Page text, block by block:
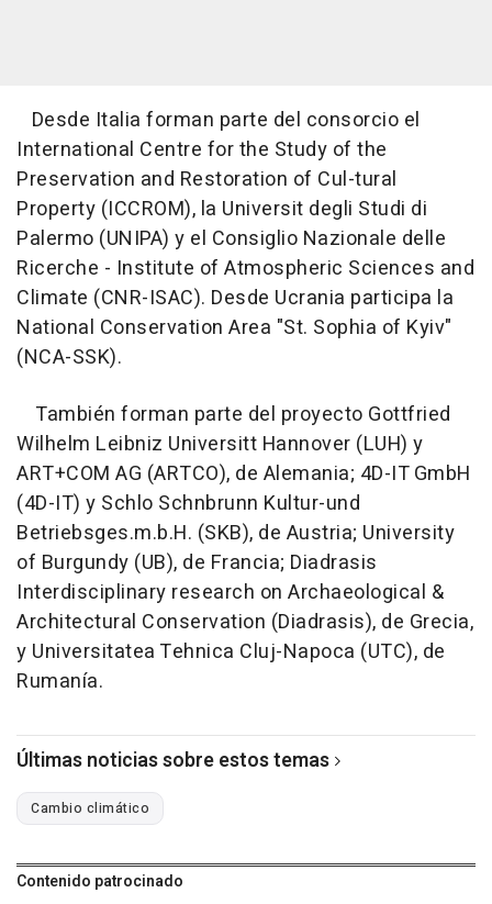
Desde Italia forman parte del consorcio el
International Centre for the Study of the
Preservation and Restoration of Cul-tural
Property (ICCROM), la Universit degli Studi di
Palermo (UNIPA) y el Consiglio Nazionale delle
Ricerche - Institute of Atmospheric Sciences and
Climate (CNR-ISAC). Desde Ucrania participa la
National Conservation Area "St. Sophia of Kyiv"
(NCA-SSK).
También forman parte del proyecto Gottfried
Wilhelm Leibniz Universitt Hannover (LUH) y
ART+COM AG (ARTCO), de Alemania; 4D-IT GmbH
(4D-IT) y Schlo Schnbrunn Kultur-und
Betriebsges.m.b.H. (SKB), de Austria; University
of Burgundy (UB), de Francia; Diadrasis
Interdisciplinary research on Archaeological &
Architectural Conservation (Diadrasis), de Grecia,
y Universitatea Tehnica Cluj-Napoca (UTC), de
Rumanía.
Últimas noticias sobre estos temas
Cambio climático
Contenido patrocinado